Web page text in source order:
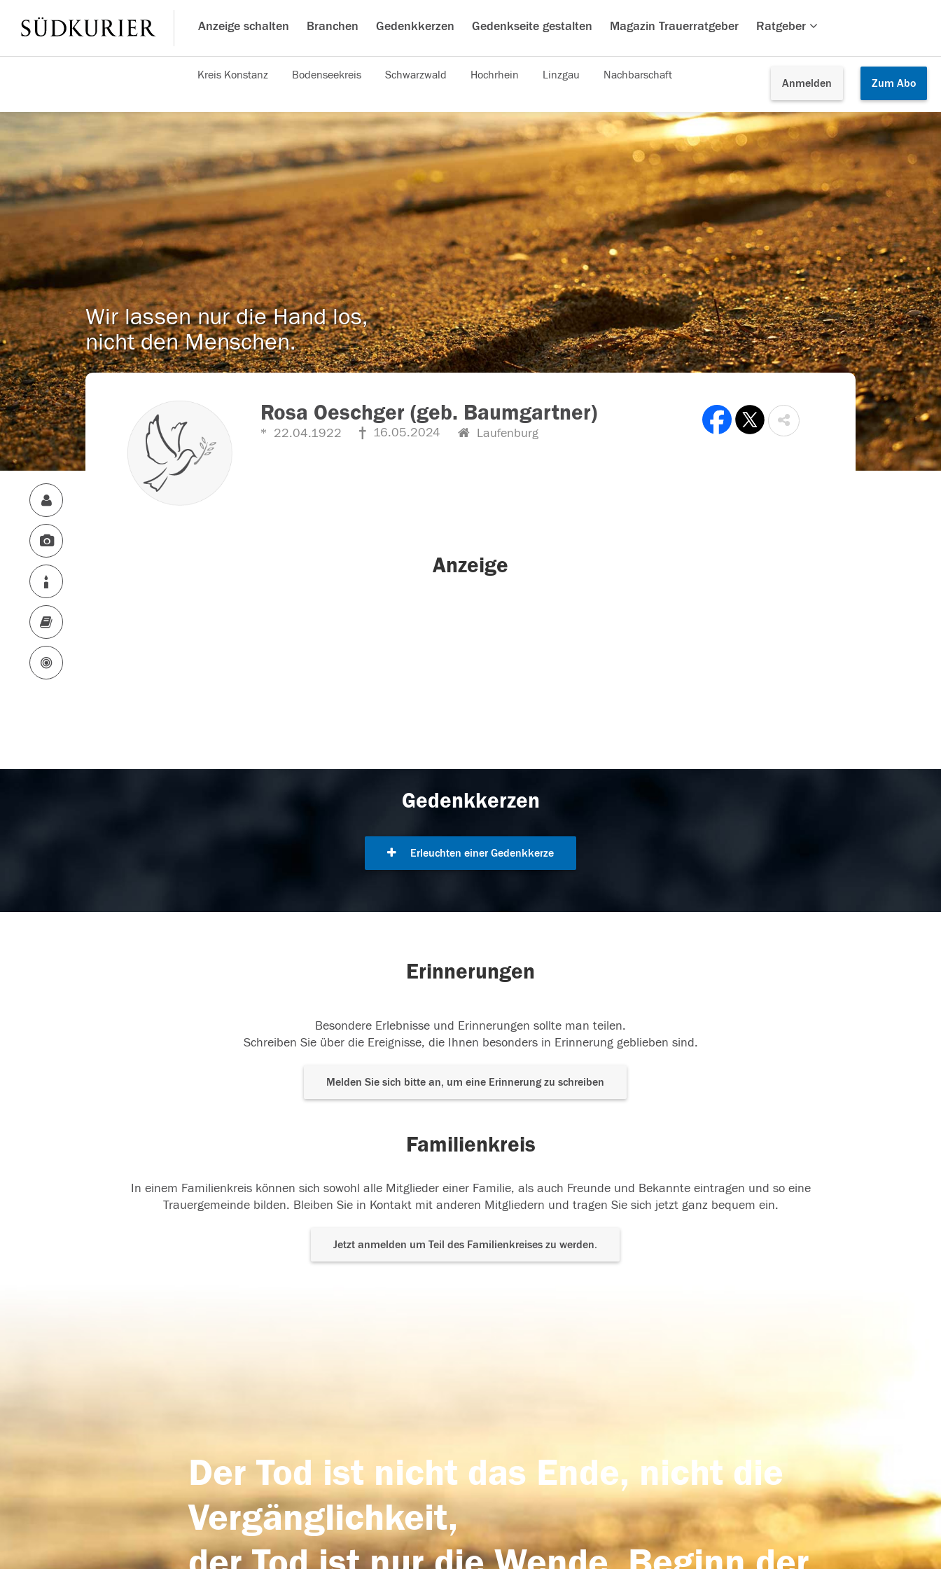
Anzeige schalten Branchen Gedenkkerzen Gedenkseite gestalten Magazin Trauerratgeber Ratgeber
Anmelden Zum Abo
Kreis Konstanz Bodenseekreis Schwarzwald Hochrhein Linzgau Nachbarschaft
Wir lassen nur die Hand los,
nicht den Menschen.
Rosa Oeschger (geb. Baumgartner)
22.04.1922 16.05.2024 Laufenburg
Anzeige
Gedenkkerzen
Erleuchten einer Gedenkkerze
Erinnerungen
Besondere Erlebnisse und Erinnerungen sollte man teilen.
Schreiben Sie über die Ereignisse, die Ihnen besonders in Erinnerung geblieben sind.
Melden Sie sich bitte an, um eine Erinnerung zu schreiben
Familienkreis
In einem Familienkreis können sich sowohl alle Mitglieder einer Familie, als auch Freunde und Bekannte eintragen und so eine
Trauergemeinde bilden. Bleiben Sie in Kontakt mit anderen Mitgliedern und tragen Sie sich jetzt ganz bequem ein.
Jetzt anmelden um Teil des Familienkreises zu werden.
Der Tod ist nicht das Ende, nicht die
Vergänglichkeit,